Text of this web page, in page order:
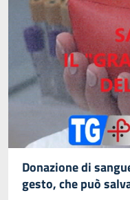
Donazione di
gesto, che può